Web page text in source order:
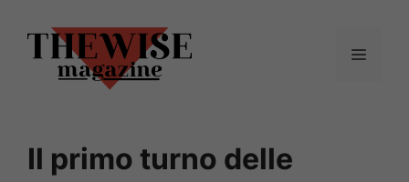
contenuto
Menu
Il primo turno delle